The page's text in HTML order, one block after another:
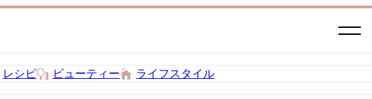
レシピ ビューティー ライフスタイル